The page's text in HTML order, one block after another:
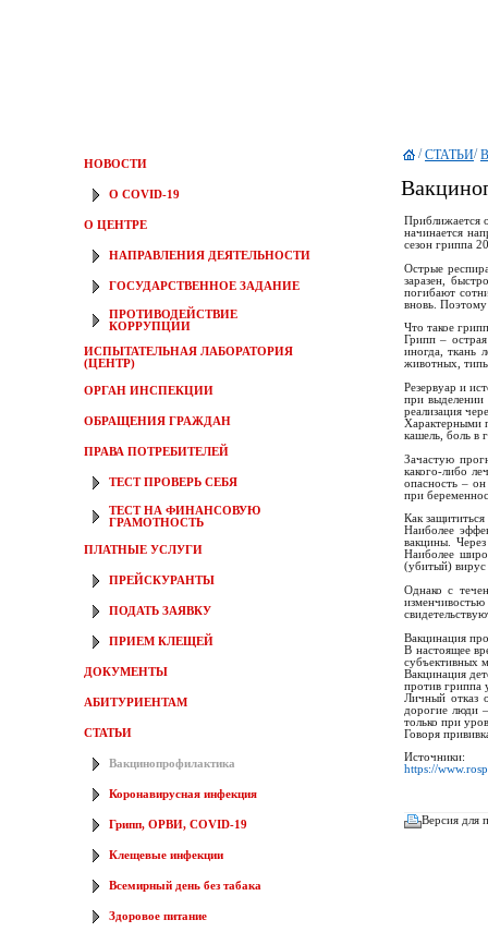
НОВОСТИ
О COVID-19
О ЦЕНТРЕ
НАПРАВЛЕНИЯ ДЕЯТЕЛЬНОСТИ
ГОСУДАРСТВЕННОЕ ЗАДАНИЕ
ПРОТИВОДЕЙСТВИЕ
КОРРУПЦИИ
ИСПЫТАТЕЛЬНАЯ ЛАБОРАТОРИЯ
(ЦЕНТР)
ОРГАН ИНСПЕКЦИИ
ОБРАЩЕНИЯ ГРАЖДАН
ПРАВА ПОТРЕБИТЕЛЕЙ
ТЕСТ ПРОВЕРЬ СЕБЯ
ТЕСТ НА ФИНАНСОВУЮ
ГРАМОТНОСТЬ
ПЛАТНЫЕ УСЛУГИ
ПРЕЙСКУРАНТЫ
ПОДАТЬ ЗАЯВКУ
ПРИЕМ КЛЕЩЕЙ
ДОКУМЕНТЫ
АБИТУРИЕНТАМ
СТАТЬИ
Вакцинопрофилактика
Коронавирусная инфекция
Грипп, ОРВИ, COVID-19
Клещевые инфекции
Всемирный день без табака
Здоровое питание
/СТАТЬИ/
Приближается
начинается
сезон гриппа
Острые
заразен,
погибают
вновь.
Что такое
Грипп –
иногда, ткань
животных,
Резервуар и
при
реализация
Характерными
кашель, боль в
Зачастую
какого-либо
опасность –
при
Как
Наиболее
вакцины.
Наиболее
(убитый) вирус
Однако с
Вакцинация
В настоящее
субъективных
Вакцинация
против гриппа
Личный отказ
дорогие люди
только при
Говоря
Источники:
https://
Версия для